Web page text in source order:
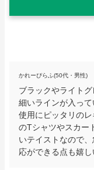
かれーぴらふ(50代・男性)
ブラックやライト
細いラインが入っ
使用にピッタリの
のTシャツやスカー
いテイストなので
応ができる点も嬉し